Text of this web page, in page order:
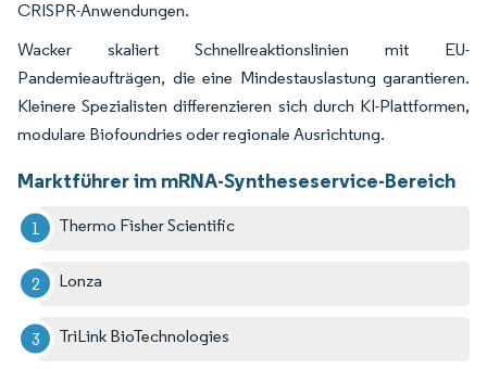
CRISPR-Anwendungen.
Wacker skaliert Schnellreaktionslinien mit EU-
Pandemieaufträgen, die eine Mindestauslastung garantieren.
Kleinere Spezialisten differenzieren sich durch KI-Plattformen,
modulare Biofoundries oder regionale Ausrichtung.
Marktführer im mRNA-Syntheseservice-Bereich
Thermo Fisher Scientific
Lonza
TriLink BioTechnologies